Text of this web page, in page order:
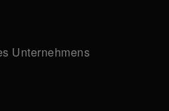
Unternehmens